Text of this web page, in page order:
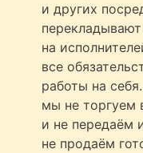
и других
на
все
работы на
мы не торгуем
и не передаём
не продаём